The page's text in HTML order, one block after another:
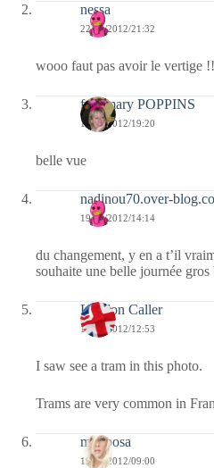
nessa
22/05/2012/21:32
wooo faut pas avoir le vertige
fabymary POPPINS
19/05/2012/19:20
belle vue
nadinou70.over-
19/05/2012/14:14
du changement, y en a t’il
souhaite une belle journée
London Caller
19/05/2012/12:53
I saw see a tram in this photo.
Trams are very common in
mariposa
19/05/2012/09:00